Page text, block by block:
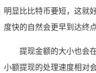
明显比比特币要短，这就
度快的自然会更早到达终点
提现金额的大小也会
小额提现的处理速度相对